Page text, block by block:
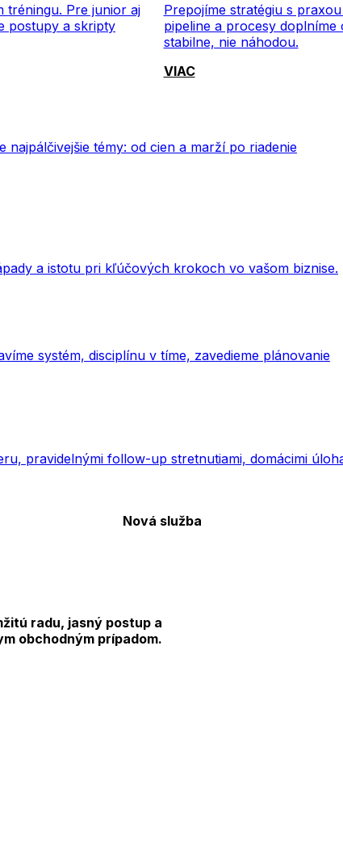
tréningu. Pre junior aj
postupy a skripty
Prepojíme stratégiu s
pipeline a procesy
stabilne, nie náhodou.
VIAC
témy: od cien a marží po riadenie
a istotu pri kľúčových krokoch vo vašom biznise.
systém, disciplínu v tíme, zavedieme plánovanie
pravidelnými follow-up stretnutiami, domácimi
Nová služba
radu, jasný postup a
obchodným prípadom.